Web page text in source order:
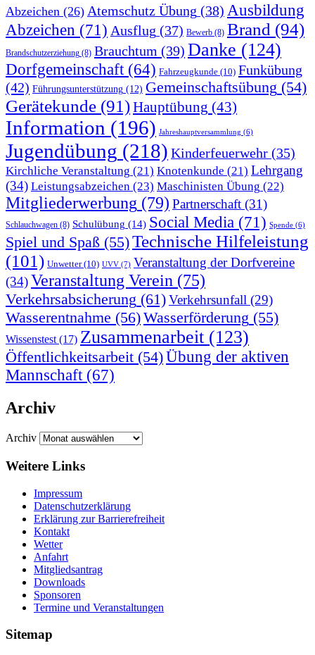
Abzeichen (26) Atemschutz Übung (38) Ausbildung
Abzeichen (71) Ausflug (37) Bewerb (8) Brand (94)
Brandschutzerziehung (8) Brauchtum (39) Danke (124)
Dorfgemeinschaft(64) Fahrzeugkunde (10) Funkübung
(42) Führungsunterstützung (12) Gemeinschaftsübung (54)
Gerätekunde (91)Hauptübung (43)
Information (196) Jahreshauptversammlung (6)
Jugendübung (218) Kinderfeuerwehr (35)
Kirchliche Veranstaltung (21) Knotenkunde (21) Lehrgang
(34) Leistungsabzeichen (23) Maschinisten Übung (22)
Mitgliederwerbung (79) Partnerschaft (31)
Schlauchwagen (8) Schulübung (14) Social Media (71) Spende (6)
Spiel und Spaß (55)Technische Hilfeleistung
(101) Unwetter(10) UVV (7) Veranstaltung der Dorfvereine
(34)Veranstaltung Verein (75)
Verkehrsabsicherung (61)Verkehrsunfall (29)
Wasserentnahme (56)Wasserförderung (55)
Wissenstest (17) Zusammenarbeit (123)
Öffentlichkeitsarbeit (54)Übung der aktiven
Mannschaft(67)
Archiv
Archiv
Weitere Links
Impressum
Datenschutzerklärung
Erklärung zur Barriere­frei­heit
Kontakt
Wetter
Anfahrt
Mitgliedsantrag
Downloads
Sponsoren
Termine und Veranstaltungen
Sitemap